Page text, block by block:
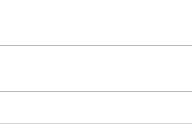
(Didier